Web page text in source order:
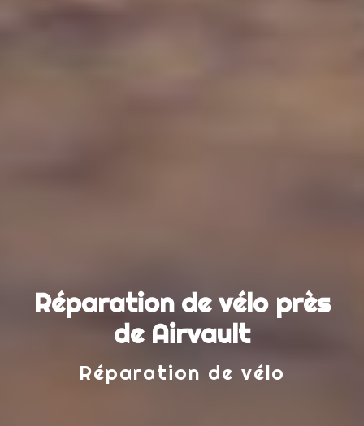
Réparation de vélo près
de Airvault
Réparation de vélo